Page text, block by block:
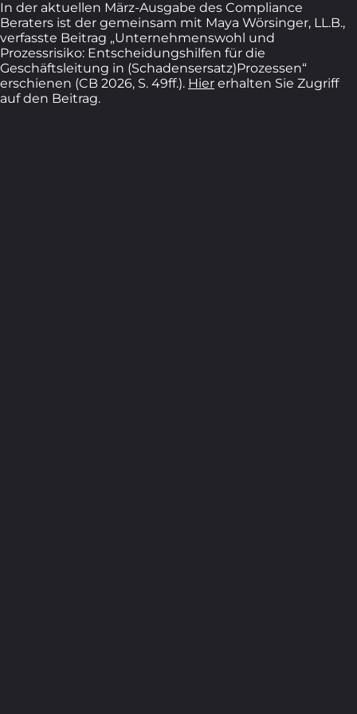
In der aktuellen März-Ausgabe des Compliance
Beraters ist der gemeinsam mit Maya Wörsinger, LL.B.,
verfasste Beitrag „Unternehmenswohl und
Prozessrisiko: Entscheidungshilfen für die
Geschäftsleitung in (Schadensersatz)Prozessen“
erschienen (CB 2026, S. 49ff.). Hier erhalten Sie Zugriff
auf den Beitrag.